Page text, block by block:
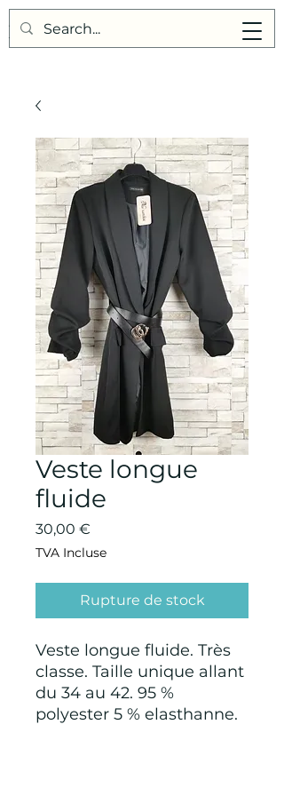
Points de Suture
Veste longue
fluide
30,00 €
TVA Incluse
Rupture de stock
Veste longue fluide. Très
classe. Taille unique allant
du 34 au 42. 95 %
polyester 5 % elasthanne.